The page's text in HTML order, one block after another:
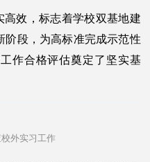
效，标志着学校双基地建
阶段，为高标准完成示范性
作合格评估奠定了坚实基
校外实习工作